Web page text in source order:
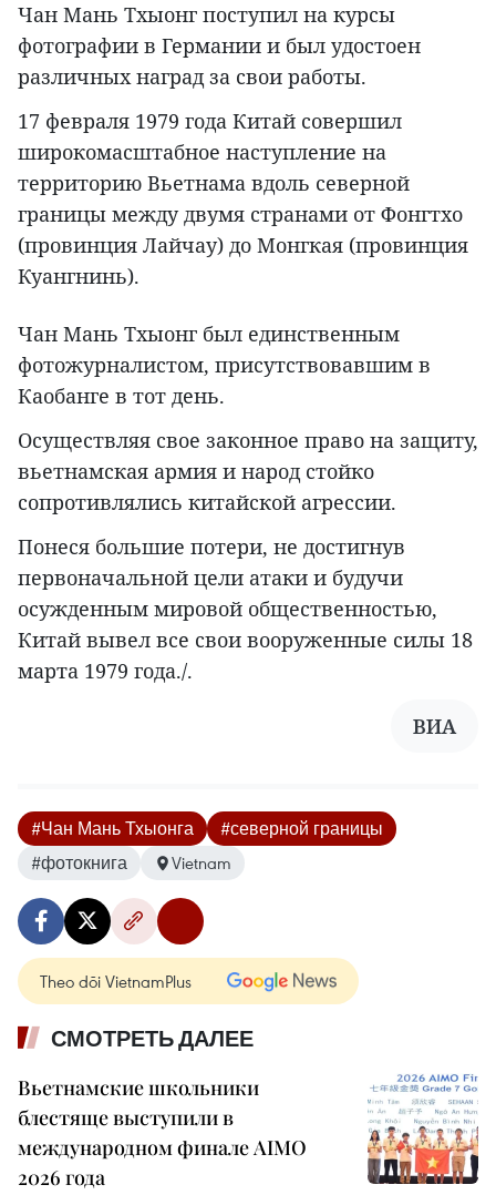
Чан Мань Тхыонг поступил на курсы
фотографии в Германии и был удостоен
различных наград за свои работы.
17 февраля 1979 года Китай совершил
широкомасштабное наступление на
территорию Вьетнама вдоль северной
границы между двумя странами от Фонгтхо
(провинция Лайчау) до Монгкая (провинция
Куангнинь).
Чан Мань Тхыонг был единственным
фотожурналистом, присутствовавшим в
Каобанге в тот день.
Осуществляя свое законное право на защиту,
вьетнамская армия и народ стойко
сопротивлялись китайской агрессии.
Понеся большие потери, не достигнув
первоначальной цели атаки и будучи
осужденным мировой общественностью,
Китай вывел все свои вооруженные силы 18
марта 1979 года./.
ВИА
#Чан Мань Тхыонга
#северной границы
#​​фотокнига
Vietnam
Theo dõi VietnamPlus
СМОТРЕТЬ ДАЛЕЕ
Вьетнамские школьники
блестяще выступили в
международном финале AIMO
2026 года